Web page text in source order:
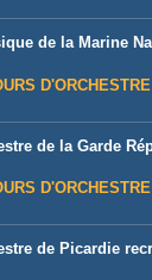
de la Marine
D'ORCHESTRE
de la Garde
D'ORCHESTRE
de Picardie